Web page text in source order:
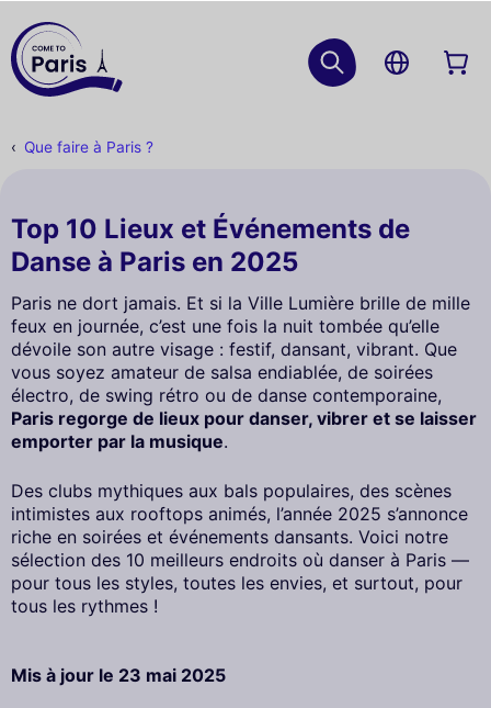
Que faire à Paris ?
Top 10 Lieux et Événements de
Danse à Paris en 2025
Paris ne dort jamais. Et si la Ville Lumière brille de mille
feux en journée, c’est une fois la nuit tombée qu’elle
dévoile son autre visage : festif, dansant, vibrant. Que
vous soyez amateur de salsa endiablée, de soirées
électro, de swing rétro ou de danse contemporaine,
Paris regorge de lieux pour danser, vibrer et se laisser
emporter par la musique.
Des clubs mythiques aux bals populaires, des scènes
intimistes aux rooftops animés, l’année 2025 s’annonce
riche en soirées et événements dansants. Voici notre
sélection des 10 meilleurs endroits où danser à Paris —
pour tous les styles, toutes les envies, et surtout, pour
tous les rythmes !
Mis à jour le 23 mai 2025